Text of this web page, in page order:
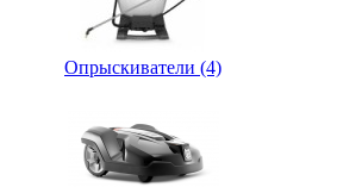
Опрыскиватели (4)